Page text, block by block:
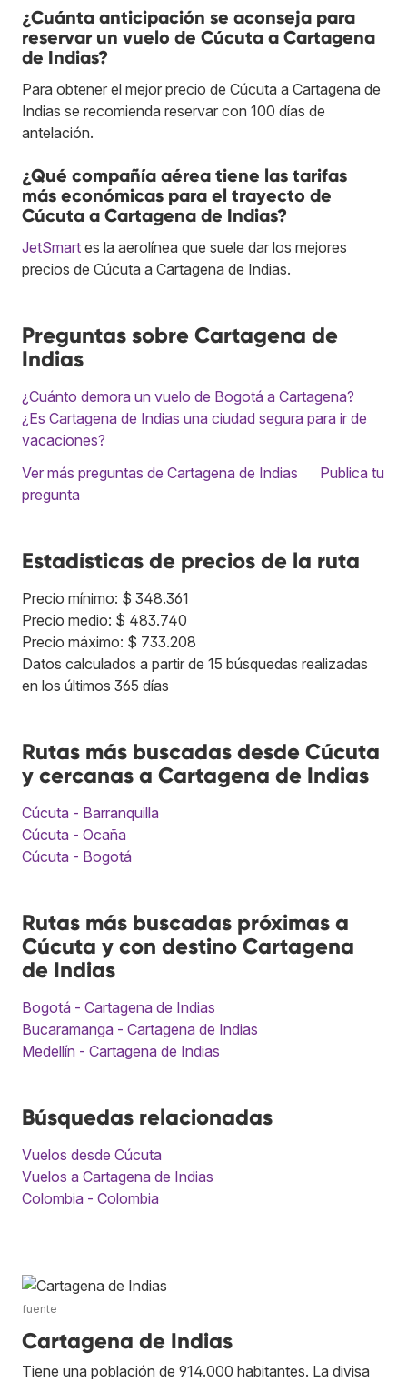
¿Cuánta anticipación se aconseja para
reservar un vuelo de Cúcuta a Cartagena
de Indias?
Para obtener el mejor precio de Cúcuta a Cartagena de
Indias se recomienda reservar con 100 días de
antelación.
¿Qué compañía aérea tiene las tarifas
más económicas para el trayecto de
Cúcuta a Cartagena de Indias?
JetSmart es la aerolínea que suele dar los mejores
precios de Cúcuta a Cartagena de Indias.
Preguntas sobre Cartagena de
Indias
¿Cuánto demora un vuelo de Bogotá a Cartagena?
¿Es Cartagena de Indias una ciudad segura para ir de
vacaciones?
Ver más preguntas de Cartagena de Indias
Publica tu
pregunta
Estadísticas de precios de la ruta
Precio mínimo: $ 348.361
Precio medio: $ 483.740
Precio máximo: $ 733.208
Datos calculados a partir de 15 búsquedas realizadas
en los últimos 365 días
Rutas más buscadas desde Cúcuta
y cercanas a Cartagena de Indias
Cúcuta - Barranquilla
Cúcuta - Ocaña
Cúcuta - Bogotá
Rutas más buscadas próximas a
Cúcuta y con destino Cartagena
de Indias
Bogotá - Cartagena de Indias
Bucaramanga - Cartagena de Indias
Medellín - Cartagena de Indias
Búsquedas relacionadas
Vuelos desde Cúcuta
Vuelos a Cartagena de Indias
Colombia - Colombia
fuente
Cartagena de Indias
Tiene una población de 914.000 habitantes. La divisa